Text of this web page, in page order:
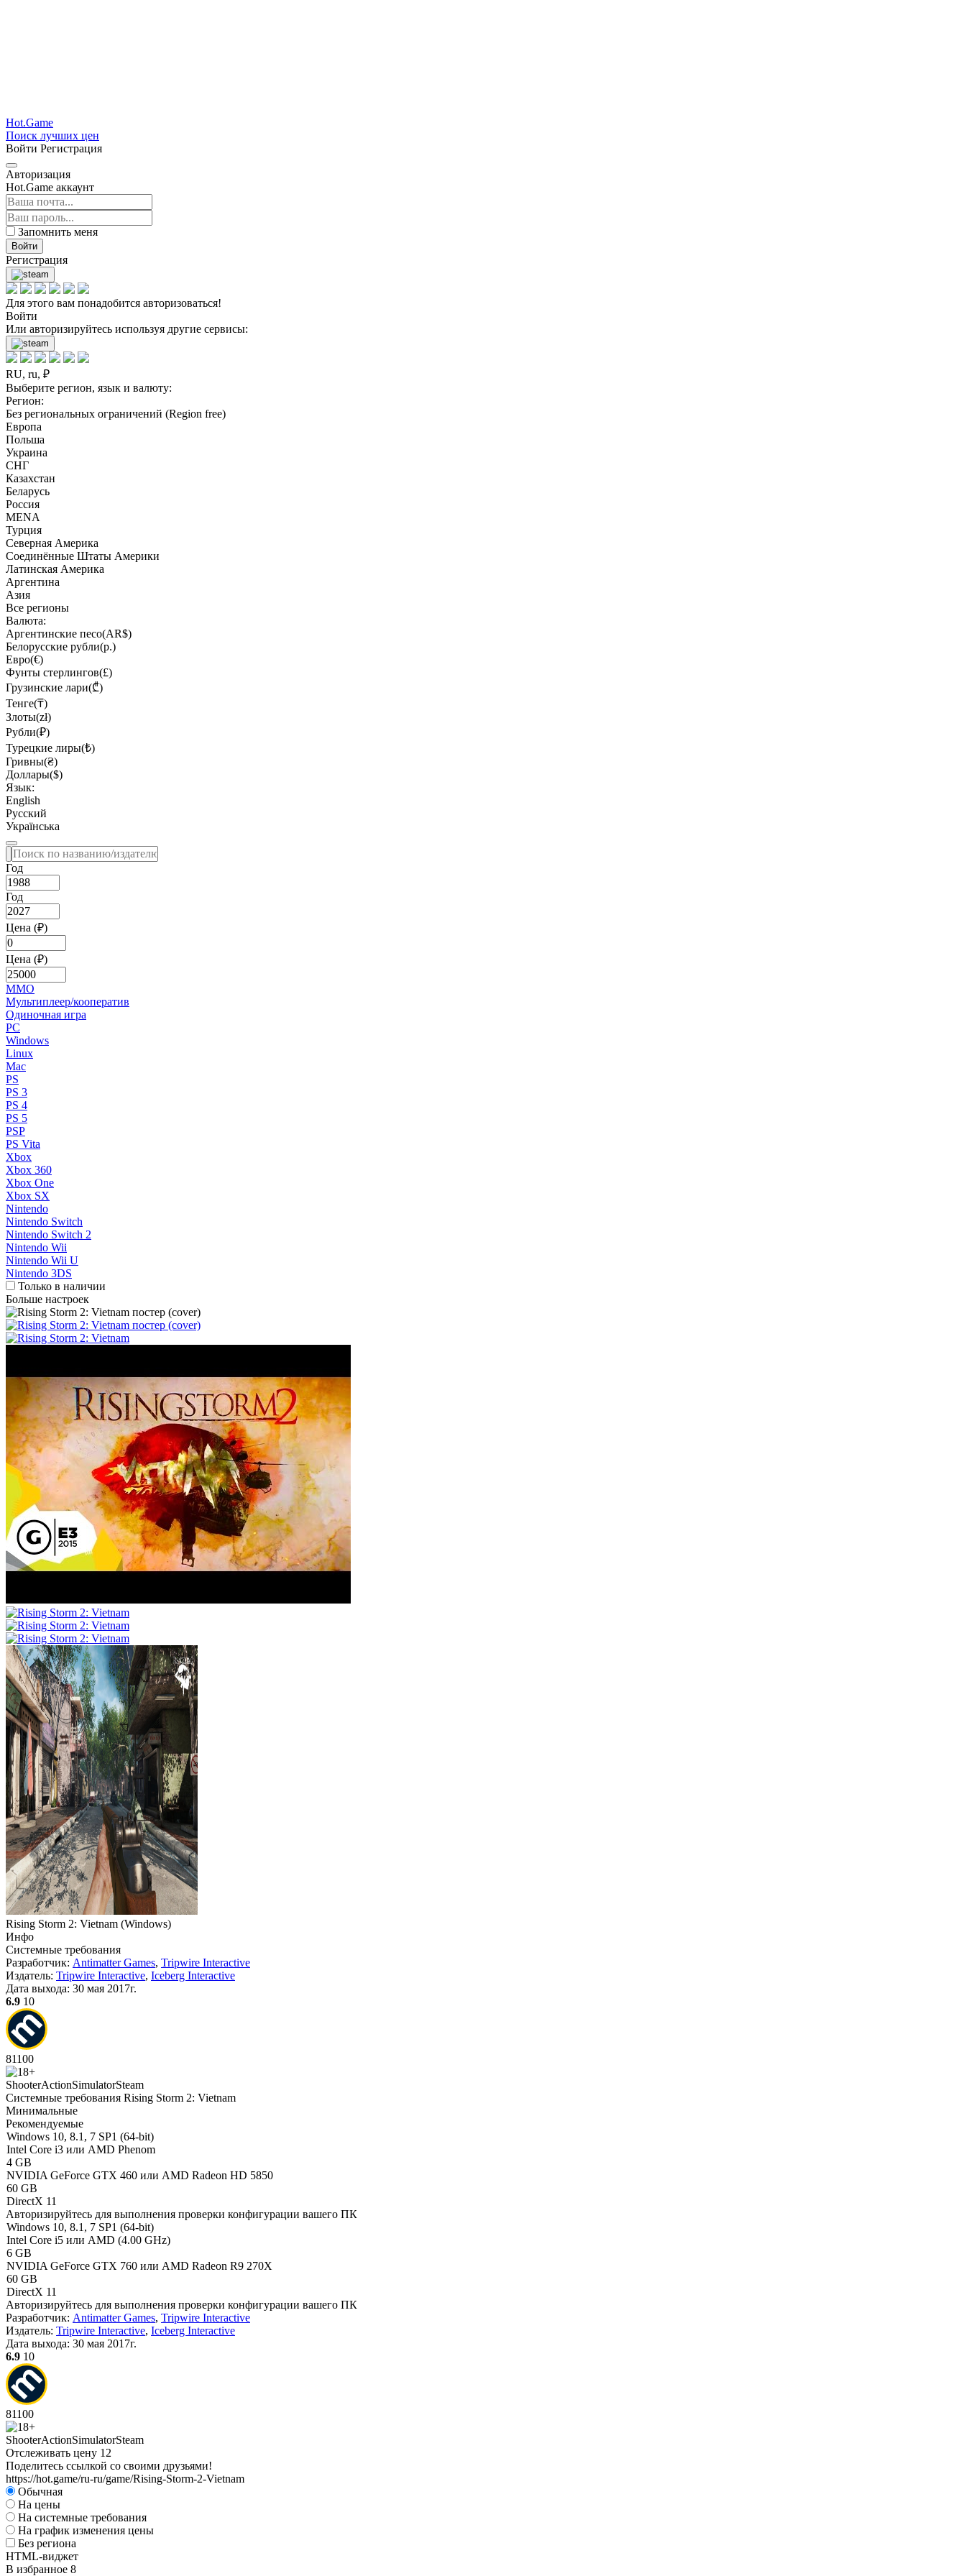
Hot.Game
Поиск лучших цен
Войти Регистрация
Авторизация
Hot.Game аккаунт
Запомнить меня
Войти
Регистрация
Для этого вам понадобится авторизоваться!
Войти
Или авторизируйтесь используя другие сервисы:
RU, ru, ₽
Выберите регион, язык и валюту:
Регион:
Без региональных ограничений (Region free)
Европа
Польша
Украина
СНГ
Казахстан
Беларусь
Россия
MENA
Турция
Северная Америка
Соединённые Штаты Америки
Латинская Америка
Аргентина
Азия
Все регионы
Валюта:
Аргентинские песо(AR$)
Белорусские рубли(р.)
Евро(€)
Фунты стерлингов(£)
Грузинские лари(₾)
Тенге(₸)
Злоты(zł)
Рубли(₽)
Турецкие лиры(₺)
Гривны(₴)
Доллары($)
Язык:
English
Русский
Українська
Год
Год
Цена (₽)
Цена (₽)
MMO
Мультиплеер/кооператив
Одиночная игра
PC
Windows
Linux
Mac
PS
PS 3
PS 4
PS 5
PSP
PS Vita
Xbox
Xbox 360
Xbox One
Xbox SX
Nintendo
Nintendo Switch
Nintendo Switch 2
Nintendo Wii
Nintendo Wii U
Nintendo 3DS
Только в наличии
Больше настроек
Rising Storm 2: Vietnam (Windows)
Инфо
Системные требования
Разработчик: Antimatter Games, Tripwire Interactive
Издатель: Tripwire Interactive, Iceberg Interactive
Дата выхода: 30 мая 2017г.
6.9 10
81100
ShooterActionSimulatorSteam
Системные требования Rising Storm 2: Vietnam
Минимальные
Рекомендуемые
Windows 10, 8.1, 7 SP1 (64-bit)
Intel Core i3 или AMD Phenom
4 GB
NVIDIA GeForce GTX 460 или AMD Radeon HD 5850
60 GB
DirectX 11
Авторизируйтесь для выполнения проверки конфигурации вашего ПК
Windows 10, 8.1, 7 SP1 (64-bit)
Intel Core i5 или AMD (4.00 GHz)
6 GB
NVIDIA GeForce GTX 760 или AMD Radeon R9 270X
60 GB
DirectX 11
Авторизируйтесь для выполнения проверки конфигурации вашего ПК
Разработчик: Antimatter Games, Tripwire Interactive
Издатель: Tripwire Interactive, Iceberg Interactive
Дата выхода: 30 мая 2017г.
6.9 10
81100
ShooterActionSimulatorSteam
Отслеживать цену 12
Поделитесь ссылкой со своими друзьями!
https://hot.game/ru-ru/game/Rising-Storm-2-Vietnam
Обычная
На цены
На системные требования
На график изменения цены
Без региона
HTML-виджет
В избранное 8